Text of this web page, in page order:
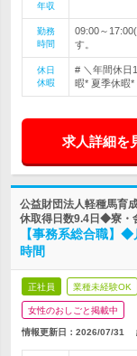
年収
勤務
時間
09:00～
す。
休日
休暇
# ＼年間休日
暇* 夏季休暇*
求人詳細を
公益財団法人軽種馬
休取得日数9.4日◆寮・
【事務系総合職】
時間
正社員 業種未経験OK
女性のおしごと掲載中
情報更新日：2026/07/31